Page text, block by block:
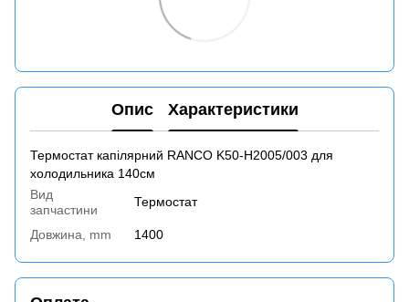
Опис Характеристики
Термостат капілярний RANCO K50-Н2005/003 для
холодильника 140см
Вид
запчастини
Термостат
Довжина, mm 1400